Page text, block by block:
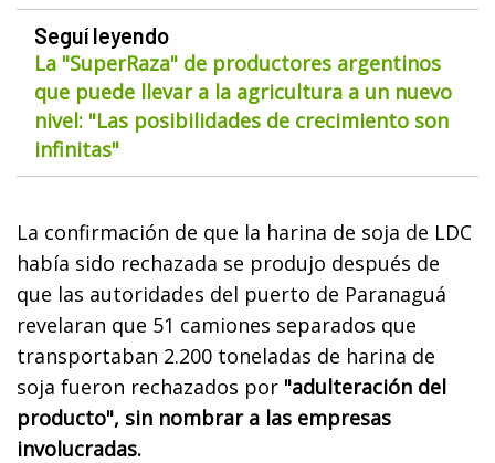
Seguí leyendo
La "SuperRaza" de productores argentinos
que puede llevar a la agricultura a un nuevo
nivel: "Las posibilidades de crecimiento son
infinitas"
La confirmación de que la harina de soja de LDC
había sido rechazada se produjo después de
que las autoridades del puerto de Paranaguá
revelaran que 51 camiones separados que
transportaban 2.200 toneladas de harina de
soja fueron rechazados por "adulteración del
producto", sin nombrar a las empresas
involucradas.